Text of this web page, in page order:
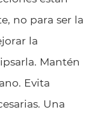
no para ser la
la
Mantén
Evita
Una